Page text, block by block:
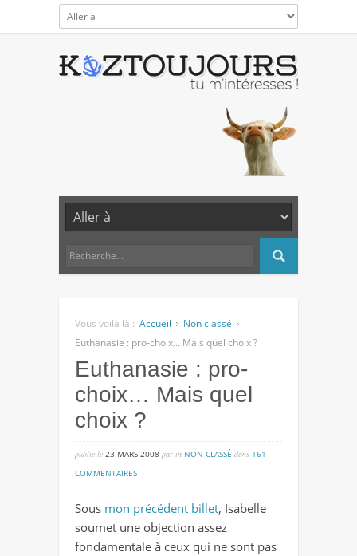
Vous voilà là : Accueil
Non classé
Euthanasie : pro-choix… Mais quel choix ?
Euthanasie : pro-
choix… Mais quel
choix ?
publié lé 23 MARS 2008 par in NON CLASSÉ dans 161
COMMENTAIRESsur
:
pro-
choix…
Sous mon précédent billet, Isabelle
soumet une objection assez
fondamentale à ceux qui ne sont pas